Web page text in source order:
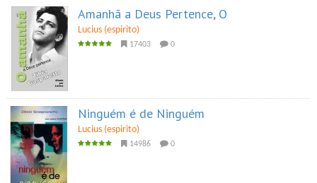
Amanhã a Deus Pertence, O
Lucius (espirito)
17403 0
Ninguém é de Ninguém
Lucius (espirito)
14986 0